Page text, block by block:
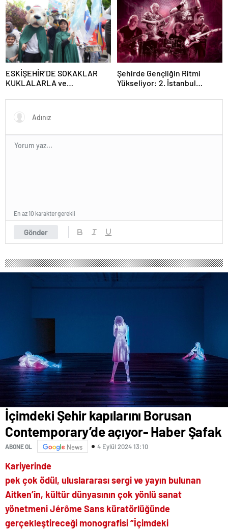
SAHNEDE!
ESKİŞEHİR’DE SOKAKLAR
KUKLALARLA ve
RENKLENİYOR!
Şehirde Gençliğin Ritmi
Yükseliyor: 2. İstanbul
Mayıs’ta Kentin Dört Bir
Gönder
En az 10 karakter gerekli
İçimdeki Şehir kapılarını Borusan
Contemporary’de açıyor- Haber Şafak
ABONE OL News 4 Eylül 2024 13:10
Kariyerinde
pek çok ödül, uluslararası sergi ve yayın bulunan
Aitken’in, kültür dünyasının çok yönlü sanat
yönetmeni Jérôme Sans küratörlüğünde
gerçekleştireceği monografisi “İçimdeki